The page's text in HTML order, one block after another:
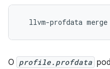
llvm-profdata
O profile.profdata